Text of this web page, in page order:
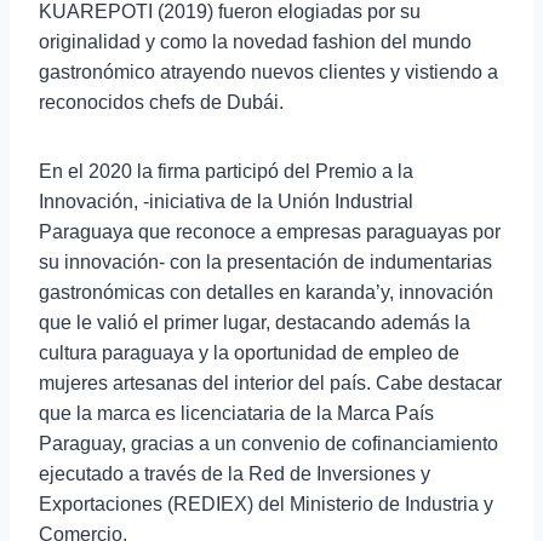
KUAREPOTI (2019) fueron elogiadas por su
originalidad y como la novedad fashion del mundo
gastronómico atrayendo nuevos clientes y vistiendo a
reconocidos chefs de Dubái.
En el 2020 la firma participó del Premio a la
Innovación, -iniciativa de la Unión Industrial
Paraguaya que reconoce a empresas paraguayas por
su innovación- con la presentación de indumentarias
gastronómicas con detalles en karanda’y, innovación
que le valió el primer lugar, destacando además la
cultura paraguaya y la oportunidad de empleo de
mujeres artesanas del interior del país. Cabe destacar
que la marca es licenciataria de la Marca País
Paraguay, gracias a un convenio de cofinanciamiento
ejecutado a través de la Red de Inversiones y
Exportaciones (REDIEX) del Ministerio de Industria y
Comercio.